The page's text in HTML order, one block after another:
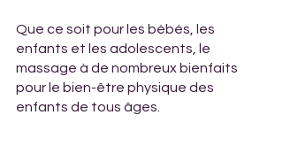
Que ce soit pour les bébés, les
enfants et les adolescents, le
massage à de nombreux bienfaits
pour le bien-être physique des
enfants de tous âges.